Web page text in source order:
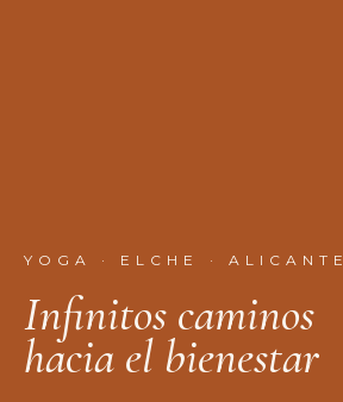
YOGA · ELCHE · ALICANTE
Infnitos caminos
hacia el bienestar